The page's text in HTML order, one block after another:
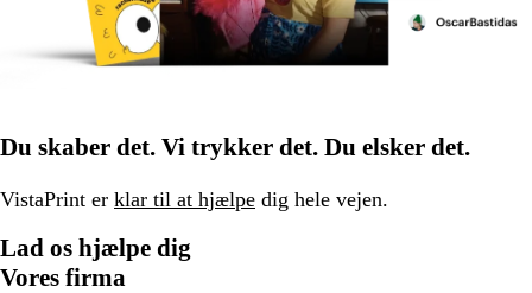
Du skaber det. Vi trykker det. Du elsker det.
VistaPrint er klar til at hjælpe dig hele vejen.
Lad os hjælpe dig
Vores firma